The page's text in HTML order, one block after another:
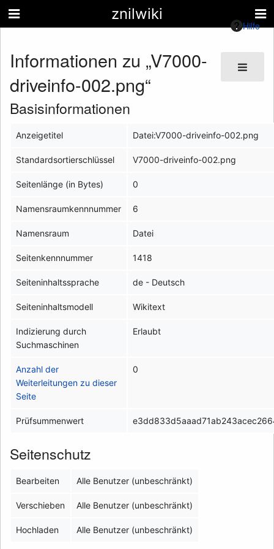
znilwiki
Hilfe
Informationen zu „V7000-
driveinfo-002.png“
Basisinformationen
Anzeigetitel Datei:V7000-driveinfo-002.png
Standardsortierschlüssel V7000-driveinfo-002.png
Seitenlänge (in Bytes) 0
Namensraumkennnummer 6
Namensraum Datei
Seitenkennnummer 1418
Seiteninhaltssprache de - Deutsch
Seiteninhaltsmodell Wikitext
Indizierung durch
Suchmaschinen
Erlaubt
Anzahl der
Weiterleitungen zu dieser
Seite
0
Prüfsummenwert
Seitenschutz
Bearbeiten Alle Benutzer (unbeschränkt)
Verschieben Alle Benutzer (unbeschränkt)
Hochladen Alle Benutzer (unbeschränkt)